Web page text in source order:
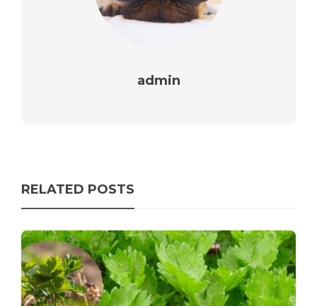
admin
RELATED POSTS